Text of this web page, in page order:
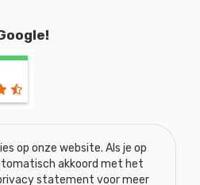
op onze website. Als je op
akkoord met het
statement voor meer